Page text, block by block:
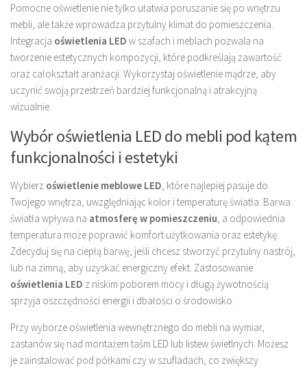
Pomocne oświetlenie nie tylko ułatwia poruszanie się po wnętrzu
mebli, ale także wprowadza przytulny klimat do pomieszczenia.
Integracja oświetlenia LED w szafach i meblach pozwala na
tworzenie estetycznych kompozycji, które podkreślają zawartość
oraz całokształt aranżacji. Wykorzystaj oświetlenie mądrze, aby
uczynić swoją przestrzeń bardziej funkcjonalną i atrakcyjną
wizualnie.
Wybór oświetlenia LED do mebli pod kątem
funkcjonalności i estetyki
Wybierz oświetlenie meblowe LED , które najlepiej pasuje do
Twojego wnętrza, uwzględniając kolor i temperaturę światła. Barwa
światła wpływa na atmosferę w pomieszczeniu , a odpowiednia
temperatura może poprawić komfort użytkowania oraz estetykę.
Zdecyduj się na ciepłą barwę, jeśli chcesz stworzyć przytulny nastrój,
lub na zimną, aby uzyskać energiczny efekt. Zastosowanie
oświetlenia LED z niskim poborem mocy i długą żywotnością
sprzyja oszczędności energii i dbałości o środowisko.
Przy wyborze oświetlenia wewnętrznego do mebli na wymiar,
zastanów się nad montażem taśm LED lub listew świetlnych. Możesz
je zainstalować pod półkami czy w szufladach, co zwiększy